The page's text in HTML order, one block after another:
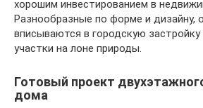
хорошим инвестированием в
Разнообразные по форме и дизайну,
вписываются в городскую
участки на лоне природы.
Готовый проект
дома